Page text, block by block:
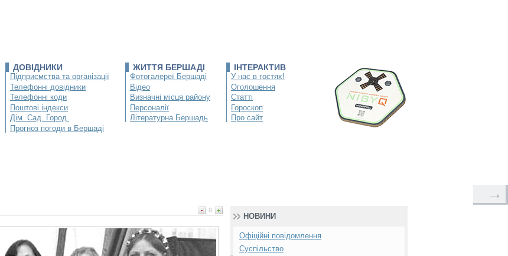
ДОВІДНИКИ
Підприємства та організації
Телефонні довідники
Телефонні коди
Поштові індекси
Дім. Сад. Город.
Прогноз погоди в Бершаді
ЖИТТЯ БЕРШАДІ
Фотогалереї Бершаді
Відео
Визначні місця району
Персоналії
Літературна Бершадь
ІНТЕРАКТИВ
У нас в гостях!
Оголошення
Статті
Гороскоп
Про сайт
0
→
НОВИНИ
Офіційні повідомлення
Суспільство